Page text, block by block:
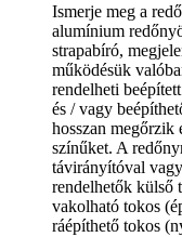
Ismerje meg a
alumínium
strapabíró,
működésük
rendelheti
és / vagy
hosszan megőrzik
színűket. A
távirányítóval
rendelhetők külső
vakolható tokos
ráépíthető tokos